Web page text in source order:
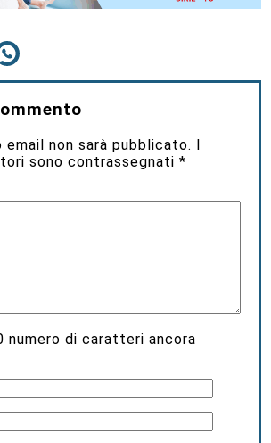
non sarà pubblicato. I
sono contrassegnati*
numero di caratteri ancora